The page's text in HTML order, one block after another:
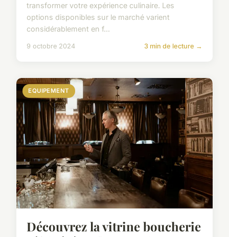
transformer votre expérience culinaire. Les
options disponibles sur le marché varient
considérablement en f...
9 octobre 2024 3 min de lecture →
EQUIPEMENT
Découvrez la vitrine boucherie